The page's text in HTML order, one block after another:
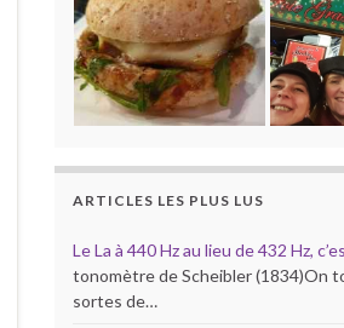
ARTICLES LES PLUS LUS
Le La à 440 Hz au lieu de 432 Hz,
tonomètre de Scheibler (1834)On
sortes de…